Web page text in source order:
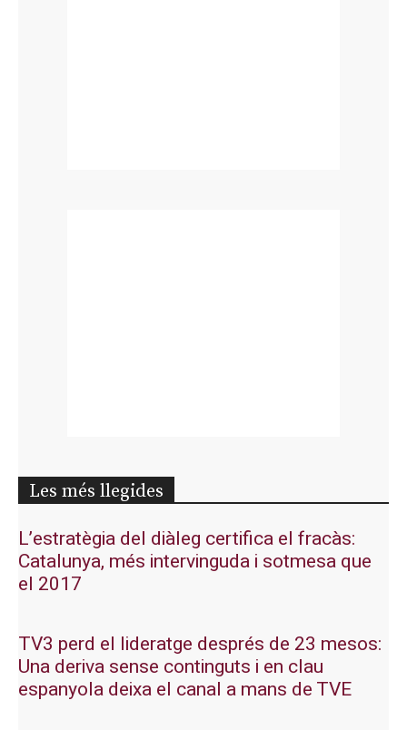
Les més llegides
L’estratègia del diàleg certifica el fracàs:
Catalunya, més intervinguda i sotmesa que
el 2017
TV3 perd el lideratge després de 23 mesos:
Una deriva sense continguts i en clau
espanyola deixa el canal a mans de TVE